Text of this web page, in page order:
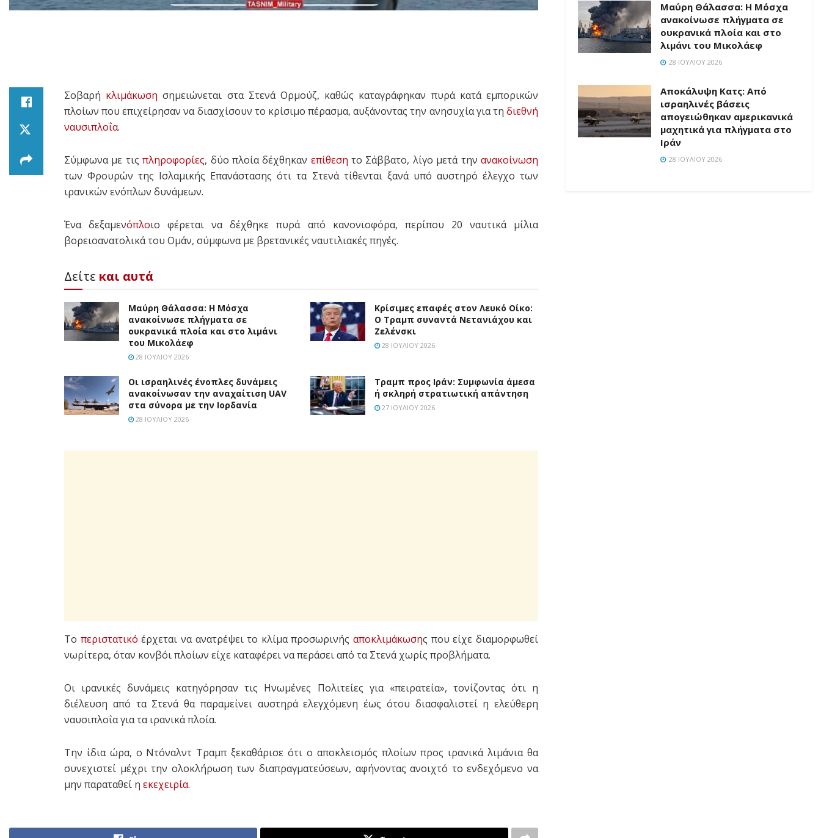
Σοβαρή κλιμάκωση σημειώνεται στα Στενά Ορμούζ, καθώς καταγράφηκαν πυρά κατά εμπορικών
πλοίων που επιχείρησαν να διασχίσουν το κρίσιμο πέρασμα, αυξάνοντας την ανησυχία για τη διεθνή
ναυσιπλοΐα.
Σύμφωνα με τιςπληροφορίες, δύο πλοία δέχθηκαν επίθεση το Σάββατο, λίγο μετά τηνανακοίνωση
των Φρουρών της Ισλαμικής Επανάστασης ότι τα Στενά τίθενται ξανά υπό αυστηρό έλεγχο των
ιρανικών ενόπλων δυνάμεων.
Ένα δεξαμενόπλοιο φέρεται να δέχθηκε πυρά από κανονιοφόρα, περίπου 20 ναυτικά μίλια
βορειοανατολικά του Ομάν, σύμφωνα με βρετανικές ναυτιλιακές πηγές.
Δείτε και αυτά
Μαύρη Θάλασσα: Η Μόσχα
ανακοίνωσε πλήγματα σε
ουκρανικά πλοία και στο λιμάνι
του Μικολάεφ
28 ΙΟΥΛΊΟΥ 2026
Κρίσιμες επαφές στον Λευκό Οίκο:
Ο Τραμπ συναντά Νετανιάχου και
Ζελένσκι
28 ΙΟΥΛΊΟΥ 2026
Οι ισραηλινές ένοπλες δυνάμεις
ανακοίνωσαν την αναχαίτιση UAV
στα σύνορα με την Ιορδανία
28 ΙΟΥΛΊΟΥ 2026
Τραμπ προς Ιράν: Συμφωνία άμεσα
ή σκληρή στρατιωτική απάντηση
27 ΙΟΥΛΊΟΥ 2026
Το περιστατικό έρχεται να ανατρέψει το κλίμα προσωρινήςαποκλιμάκωσης που είχε διαμορφωθεί
νωρίτερα, όταν κονβόι πλοίων είχε καταφέρει να περάσει από τα Στενά χωρίς προβλήματα.
Οι ιρανικές δυνάμεις κατηγόρησαν τις Ηνωμένες Πολιτείες για «πειρατεία», τονίζοντας ότι η
διέλευση από τα Στενά θα παραμείνει αυστηρά ελεγχόμενη έως ότου διασφαλιστεί η ελεύθερη
ναυσιπλοΐα για τα ιρανικά πλοία.
Την ίδια ώρα, ο Ντόναλντ Τραμπ ξεκαθάρισε ότι ο αποκλεισμός πλοίων προς ιρανικά λιμάνια θα
συνεχιστεί μέχρι την ολοκλήρωση των διαπραγματεύσεων, αφήνοντας ανοιχτό το ενδεχόμενο να
μην παραταθεί η εκεχειρία.
Μαύρη Θάλασσα: Η Μόσχα
ανακοίνωσε πλήγματα σε
ουκρανικά πλοία και στο
λιμάνι του Μικολάεφ
28 ΙΟΥΛΊΟΥ 2026
Αποκάλυψη Κατς: Από
ισραηλινές βάσεις
απογειώθηκαν αμερικανικά
μαχητικά για πλήγματα στο
Ιράν
28 ΙΟΥΛΊΟΥ 2026